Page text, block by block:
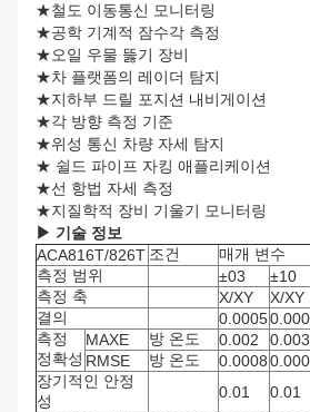
★철도 이동통신 모니터링
★공학 기계적 잠수각 측정
★오일 우물 뚫기 장비
★차 플랫폼의 레이더 탐지
★지하부 드릴 포지션 내비게이션
★각 방향 측정 기준
★위성 통신 차량 자세 탐지
★ 쉴드 파이프 자킹 애플리케이션
★선 항법 자세 측정
★지질학적 장비 기울기 모니터링
▶ 기술 정보
ACA816T/826T 조건 매개 변수
측정 범위
±03 ±10
측정 축
X/XY X/XY
결의
0.0005
측정
정확성
MAXE 방 온도 0.002 0.003
RMSE
방 온도 0.0008
장기적인 안정
성
0.01 0.01